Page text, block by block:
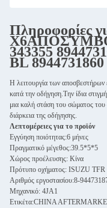
Πληροφορίες
X6
343355
BL 8944731860
Η λειτουργία των αποσβεστήρων
κατά την οδήγηση.Την ίδια
μια καλή στάση του σώματος
διάρκεια της οδήγησης.
Λεπτομέρειες για το προϊόν
Εγγύηση ποιότητας:6 μήνες
Πραγματικό μέγεθος:39.5*5*5
Χώρος προέλευσης: Κίνα
Πρότυπο οχήματος: ISUZU
Αριθμός εργοστασίου:8-
Μηχανικό: 4JA1
Ετικέτα:CHINA